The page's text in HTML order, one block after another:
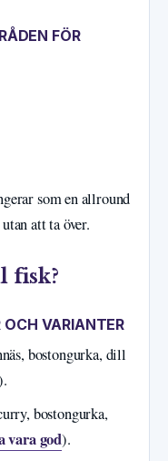
FÖR
som en allround
att ta över.
fisk?
OCH VARIANTER
bostongurka, dill
bostongurka,
vara god).